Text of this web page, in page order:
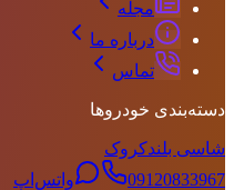
مجله
درباره ما
تماس
دسته‌بندی خودروها
شاسی بلندکروک
09120833967
واتس‌اپ